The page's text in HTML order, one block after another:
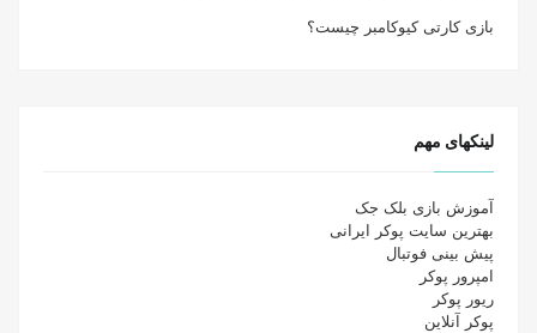
بازی کارتی کیوکامبر چیست؟
لینکهای مهم
آموزش بازی بلک جک
بهترین سایت پوکر ایرانی
پیش بینی فوتبال
امپرور پوکر
ریور پوکر
پوکر آنلاین